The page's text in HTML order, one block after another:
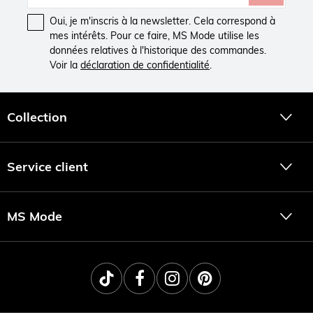
Vous planifiez une journée active ? Utilisez donc des shorts
en tissu léger, comme un mélange de lin. Une journée à la
plage ? Combinez un short élégant et un chemisier uni avec
un bouton au bas pour une silhouette estivale. Ou enfilez
votre maillot de bain et mettez votre short par-dessus.
Quel sera votre nouveau short préféré ?
Oui, je m'inscris à la newsletter. Cela correspond à
mes intérêts. Pour ce faire, MS Mode utilise les
données relatives à l'historique des commandes.
Voir la déclaration de confidentialité
Collection
Service client
MS Mode